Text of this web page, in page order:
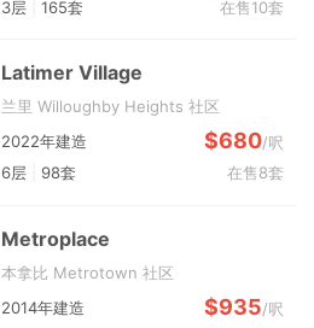
3层
165套 在售10套
Latimer Village
兰里 Willoughby Heights 社区
2022年建造
$680/呎
6层
98套 在售8套
Metroplace
本拿比 Metrotown 社区
2014年建造
$935/呎